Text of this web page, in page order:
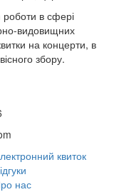
роботи в сфері
видовищних
на концерти, в
збору.
квиток
нас